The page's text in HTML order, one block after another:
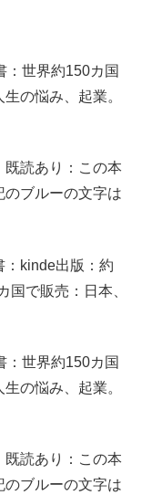
：世界約150カ国
の悩み、起業。
既読あり：この本
のブルーの文字は
：kinde出版：約
国で販売：日本、
：世界約150カ国
の悩み、起業。
既読あり：この本
のブルーの文字は